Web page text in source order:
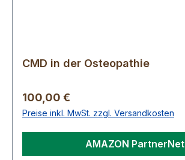
CMD in der Osteopathie
Regulärer Preis:
100,00 €
Preise inkl. MwSt. zzgl. Versandkosten
AMAZON PartnerNet